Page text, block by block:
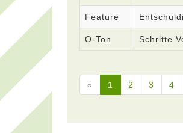
Feature
O-Ton Schritte
« 1 2 3 4